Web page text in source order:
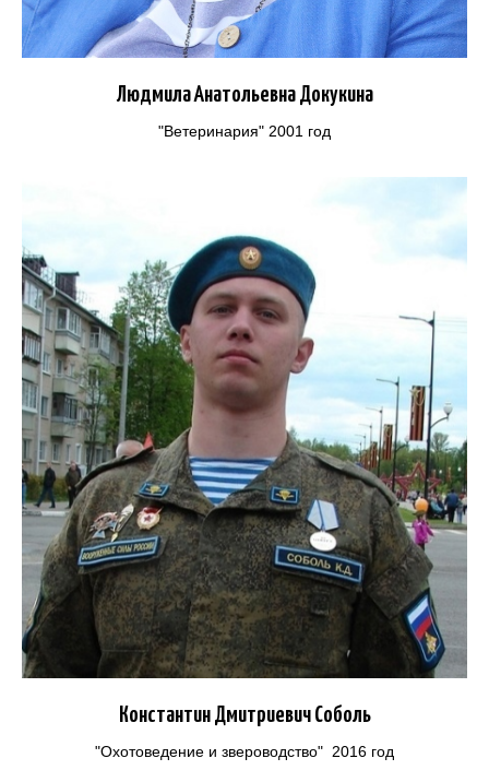
Людмила Анатольевна Докукина
"Ветеринария" 2001 год
Константин Дмитриевич Соболь
"Охотоведение и звероводство" 2016 год